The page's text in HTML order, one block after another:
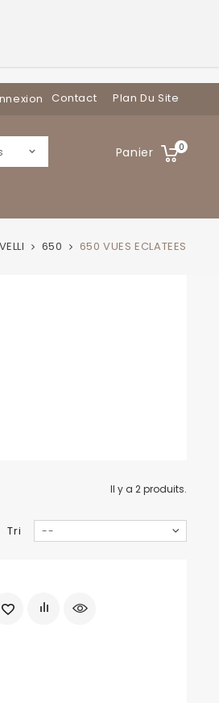
Contact Plan Du Site
Panier 0
650 650 VUES ECLATEES
Il y a 2 produits.
Tri --